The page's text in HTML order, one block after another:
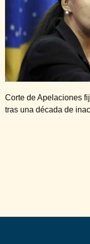
Corte de Apelaciones
tras una década de